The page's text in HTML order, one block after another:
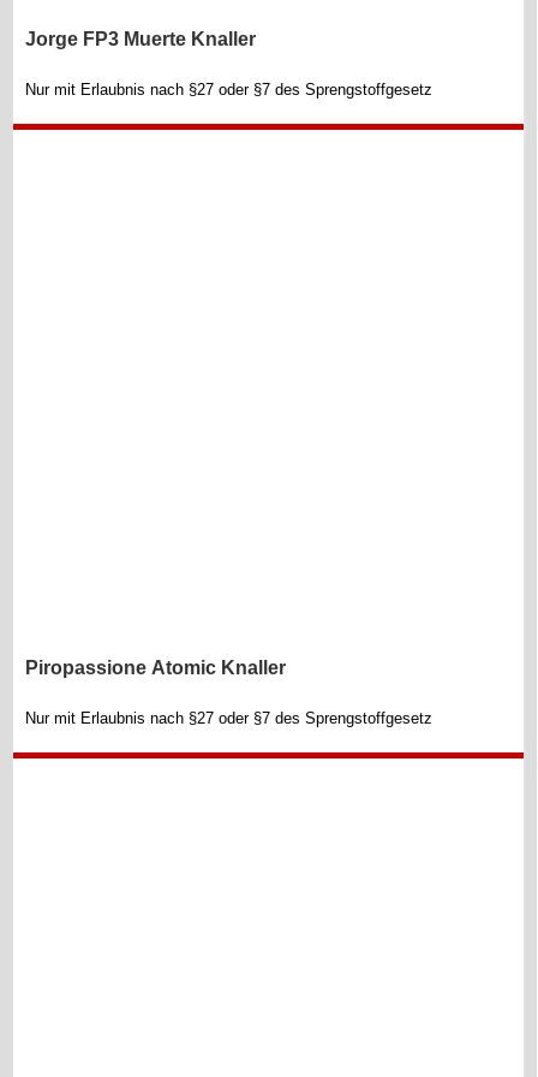
Jorge FP3 Muerte Knaller
Nur mit Erlaubnis nach §27 oder §7 des Sprengstoffgesetz
Piropassione Atomic Knaller
Nur mit Erlaubnis nach §27 oder §7 des Sprengstoffgesetz